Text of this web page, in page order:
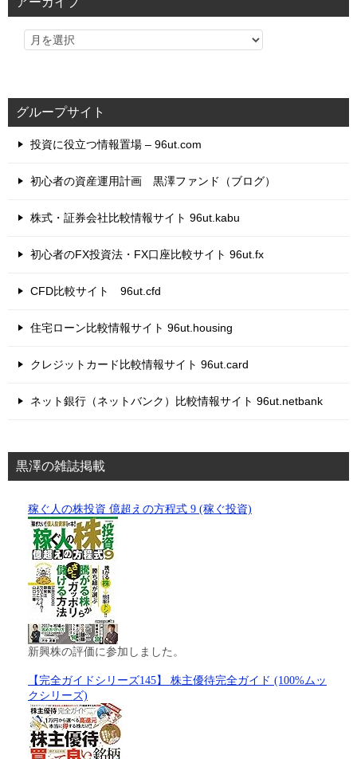
グループサイト
投資に役立つ情報置場 – 96ut.com
初心者の資産運用計画 黒澤ファンド（ブログ）
株式・証券会社比較情報サイト 96ut.kabu
初心者のFX投資法・FX口座比較サイト 96ut.fx
CFD比較サイト 96ut.cfd
住宅ローン比較情報サイト 96ut.housing
クレジットカード比較情報サイト 96ut.card
ネット銀行（ネットバンク）比較情報サイト 96ut.netbank
黒澤の雑誌掲載
稼ぐ人の株投資 億超えの方程式 9 (稼ぐ投資)
新興株の評価に参加しました。
【完全ガイドシリーズ145】 株主優待完全ガイド (100%ムッ
クシリーズ)